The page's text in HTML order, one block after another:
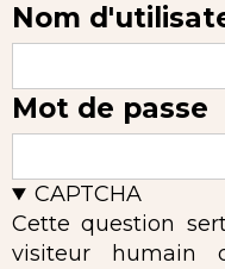
Nom
Mot de passe
CAPTCHA
Cette question
visiteur humain